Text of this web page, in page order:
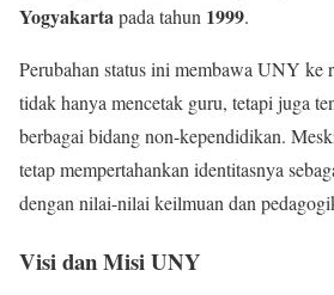
Yogyakartapada tahun 1999.
Perubahan status ini membawa UNY ke
tidak hanya mencetak guru, tetapi juga
berbagai bidang non-kependidikan.
tetap mempertahankan identitasnya
dengan nilai-nilai keilmuan dan
Visi dan Misi UNY